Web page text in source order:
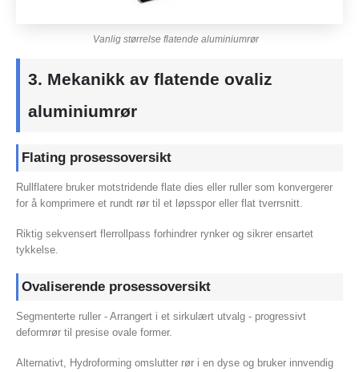
Vanlig størrelse flatende aluminiumrør
3. Mekanikk av flatende ovaliz
aluminiumrør
Flating prosessoversikt
Rullflatere bruker motstridende flate dies eller ruller som konvergerer
for å komprimere et rundt rør til et løpsspor eller flat tverrsnitt.
Riktig sekvensert flerrollpass forhindrer rynker og sikrer ensartet
tykkelse.
Ovaliserende prosessoversikt
Segmenterte ruller - Arrangert i et sirkulært utvalg - progressivt
deformrør til presise ovale former.
Alternativt, Hydroforming omslutter rør i en dyse og bruker innvendig